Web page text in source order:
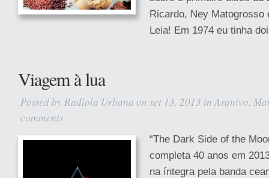
Ricardo, Ney Matogrosso
Leia! Em 1974 eu tinha
Viagem à lua
Posted by Radiola Urbana on set 13, 2013 inArquivo,
comments
“The Dark Side of the
completa 40 anos em
na íntegra pela banda